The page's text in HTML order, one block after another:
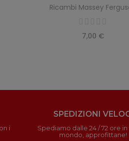
Ricambi Massey
7,00 €
i
SPEDIZIONI
Spediamo dalle 24 / 72 ore
mondo, approfittane!